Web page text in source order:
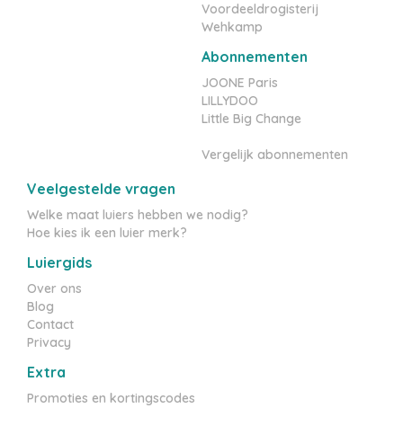
Voordeeldrogisterij
Wehkamp
Abonnementen
JOONE Paris
LILLYDOO
Little Big Change
Vergelijk abonnementen
Veelgestelde vragen
Welke maat luiers hebben we nodig?
Hoe kies ik een luier merk?
Luiergids
Over ons
Blog
Contact
Privacy
Extra
Promoties en kortingscodes